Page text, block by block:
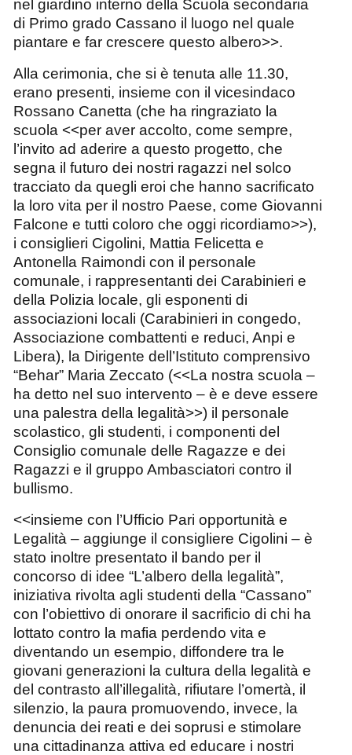
nel giardino interno della Scuola secondaria
di Primo grado Cassano il luogo nel quale
piantare e far crescere questo albero>>.
Alla cerimonia, che si è tenuta alle 11.30,
erano presenti, insieme con il vicesindaco
Rossano Canetta (che ha ringraziato la
scuola <<per aver accolto, come sempre,
l’invito ad aderire a questo progetto, che
segna il futuro dei nostri ragazzi nel solco
tracciato da quegli eroi che hanno sacrificato
la loro vita per il nostro Paese, come Giovanni
Falcone e tutti coloro che oggi ricordiamo>>),
i consiglieri Cigolini, Mattia Felicetta e
Antonella Raimondi con il personale
comunale, i rappresentanti dei Carabinieri e
della Polizia locale, gli esponenti di
associazioni locali (Carabinieri in congedo,
Associazione combattenti e reduci, Anpi e
Libera), la Dirigente dell’Istituto comprensivo
“Behar” Maria Zeccato (<<La nostra scuola –
ha detto nel suo intervento – è e deve essere
una palestra della legalità>>) il personale
scolastico, gli studenti, i componenti del
Consiglio comunale delle Ragazze e dei
Ragazzi e il gruppo Ambasciatori contro il
bullismo.
<<insieme con l’Ufficio Pari opportunità e
Legalità – aggiunge il consigliere Cigolini – è
stato inoltre presentato il bando per il
concorso di idee “L’albero della legalità”,
iniziativa rivolta agli studenti della “Cassano”
con l’obiettivodionorare il sacrificio di chi ha
lottato contro la mafia perdendo vita e
diventando un esempio, diffondere tra le
giovani generazioni la cultura della legalità e
del contrasto all’illegalità, rifiutare l’omertà, il
silenzio, la paura promuovendo, invece, la
denuncia dei reati e dei soprusi e stimolare
una cittadinanza attiva ed educare i nostri